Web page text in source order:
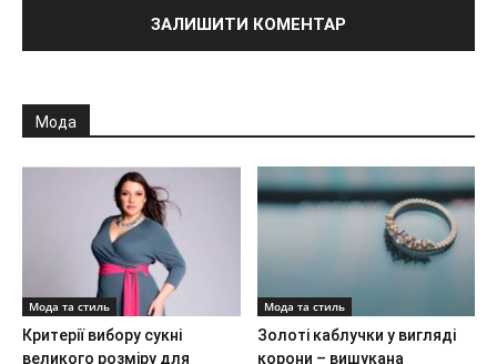
Мода
Мода та стиль
Критерії вибору сукні
великого розміру для
Мода та стиль
Золоті каблучки у вигляді
корони – вишукана